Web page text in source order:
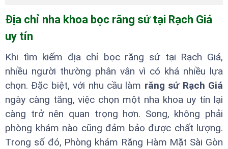
Địa chỉ nha khoa bọc răng sứ tại Rạch Giá
uy tín
Khi tìm kiếm địa chỉ bọc răng sứ tại Rạch Giá,
nhiều người thường phân vân vì có khá nhiều lựa
chọn. Đặc biệt, với nhu cầu làm răng sứ Rạch Giá
ngày càng tăng, việc chọn một nha khoa uy tín lại
càng trở nên quan trọng hơn. Song, không phải
phòng khám nào cũng đảm bảo được chất lượng.
Trong số đó, Phòng khám Răng Hàm Mặt Sài Gòn